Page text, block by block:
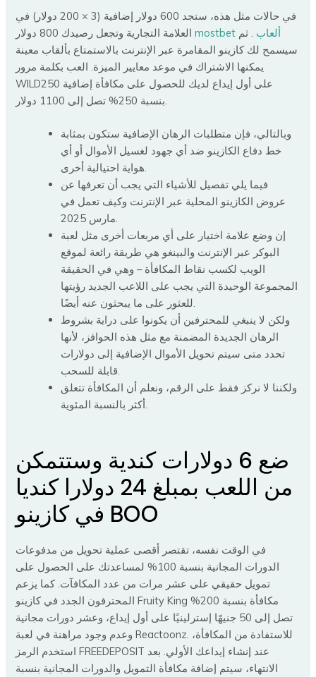
في حالات مثل هذه، ستجد 600 دولار إضافية (3 × 200 دولار) في
العلامة التجارية وتجعل رصيدك 800 دولار
mostbet ألعاب . ثم
سيسمح لك كازينو المقامرة عبر الإنترنت بالاستمتاع بألقاب معينة
يمكنها الاشتراك في موعد معايير الميزة. العب بكلمة مرور
WILD250 على أول إيداع لديك للحصول على مكافأة إضافية
بنسبة 250% تصل إلى 1100 دولار.
وبالتالي، فإن متطلبات الرهان الإضافية ستكون بمثابة
خط دفاع الكازينو ضد أي جهود لغسيل الأموال أو أي
هواية احتيالية أخرى.
فيما يلي تفصيل للأشياء التي يجب أن تعرفها عن
عروض الكازينو المحلية عبر الإنترنت وكيف تعمل في
مارس 2025.
إن وضع علامة اختيار على أي مربعات أخرى مثل لعبة
البوكر عبر الإنترنت والبينغو هي طريقة رائعة لموقع
الويب لكسب نقاط المكافأة – وهي في الحقيقة
المجموعة الوحيدة التي يجب على اللاعب الجديد رؤيتها
للعثور على ما يبحثون عنه أيضًا.
ولكن لا ينبغي للمحترفين أن يكونوا على دراية بشروط
الرهان الجديدة المضمنة مع مثل هذه الحوافز، لأنها
تحدد متى سيتم تحويل الأموال الإضافية إلى دولارات
قابلة للسحب.
ولكننا لا نركز فقط على الرقم، ونعلم أن المكافأة تتعلق
أكثر بالنسبة المئوية.
ضع 6 دولارات كندية وستتمكن
من اللعب بمبلغ 24 دولارا كنديا
في كازينو BOO
في الوقت نفسه، تقتصر أقصى عملية تحويل من مدفوعات
الدورات المجانية بنسبة 100% لمساعدتك على الحصول على
تمويل حقيقي على عشر مرات من عدد المكافآت. كما يزعم
المحترفون الجدد في كازينو Fruity King مكافأة بنسبة 200%
تصل إلى 50 جنيهًا إسترلينيًا على أول إيداع، وعشر دورات مجانية
وعدم وجود مراهنة في لعبة Reactoonz. للاستفادة من المكافأة،
استخدم الرمز FREEDEPOSIT عند إنشاء إيداعك الأولي. بعد
الانتهاء، سيتم إضافة مكافأة التمويل والدورات المجانية بنسبة